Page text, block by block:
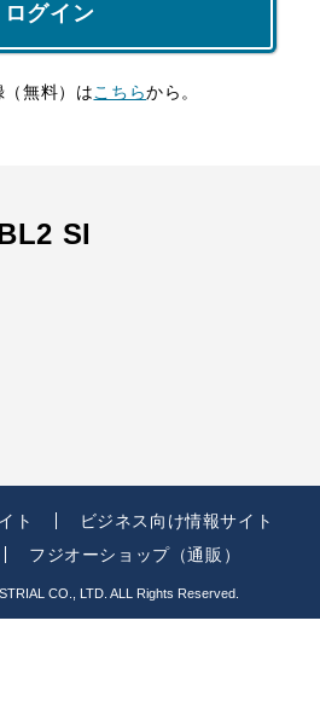
ログイン
（無料）はこちらから。
SI
ト
ビジネス向け情報サイト
フジオーショップ（通販）
CO., LTD. ALL Rights Reserved.